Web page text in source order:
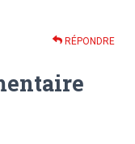
RÉPONDRE